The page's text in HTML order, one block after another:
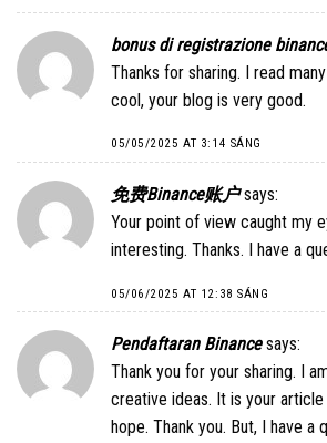
bonus di registrazione
Thanks for sharing. I read
cool, your blog is very good.
05/05/2025 AT 3:14 SÁNG
免费Binance账户 says:
Your point of view caught my
interesting. Thanks. I have a
05/06/2025 AT 12:38 SÁNG
Pendaftaran Binance says:
Thank you for your sharing. I
creative ideas. It is your
hope. Thank you. But, I have a